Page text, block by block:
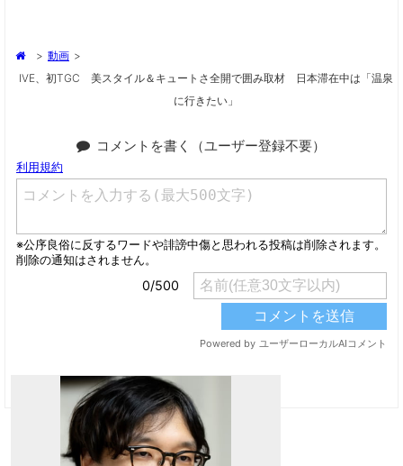
> 動画 >
IVE、初TGC 美スタイル＆キュートさ全開で囲み取材 日本滞在中は「温泉
に行きたい」
コメントを書く（ユーザー登録不要）